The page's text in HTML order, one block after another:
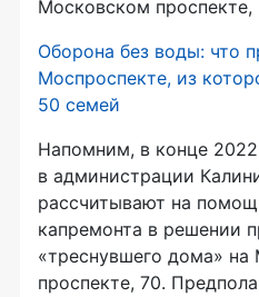
Московском проспекте,
Оборона без воды: что
Моспроспекте, из
50 семей
Напомним, в конце 2022
в администрации
рассчитывают на
капремонта в решении
«треснувшего дома»
проспекте, 70.